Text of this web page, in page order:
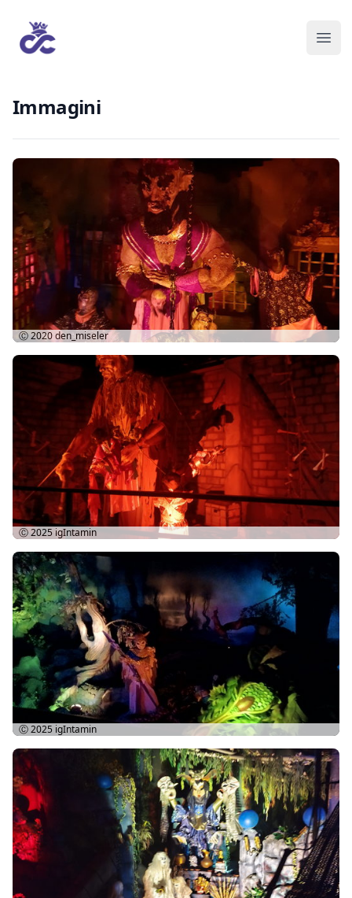
Immagini
Ⓒ 2020den_miseler
Ⓒ 2025 igIntamin
Ⓒ 2025 igIntamin